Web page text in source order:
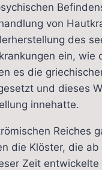
von
des
ein, wie
es die
und dieses
innehatte.
Reiches
die Klöster, die
Zeit